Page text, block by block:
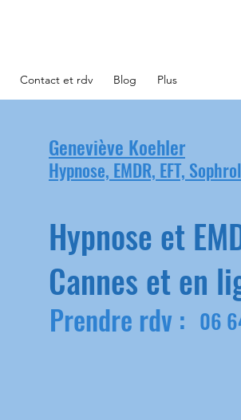
Contact et rdv Blog Plus
Geneviève Koehler
Hypnose, EMDR, EFT,
Hypnose et
Cannes et en
06
Prendre rdv :